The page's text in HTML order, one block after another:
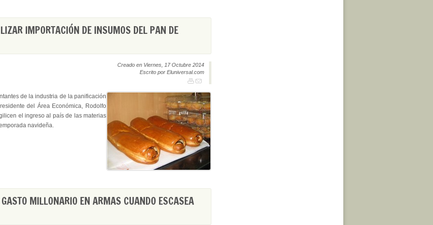
IMPORTACIÓN DE INSUMOS DEL PAN DE
Creado en Viernes, 17 Octubre 2014
Escrito por Eluniversal.com
de la industria de la panificación
del Área Económica, Rodolfo
el ingreso al país de las materias
navideña.
MILLONARIO EN ARMAS CUANDO ESCASEA